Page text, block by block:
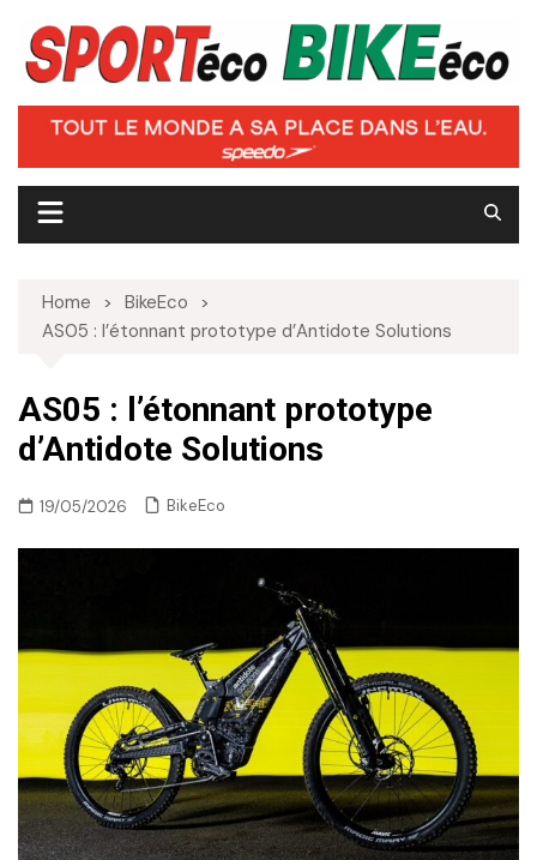
content
Home
BikeEco
AS05 : l’étonnant prototype d’Antidote Solutions
AS05 : l’étonnant prototype
d’Antidote Solutions
19/05/2026 BikeEco